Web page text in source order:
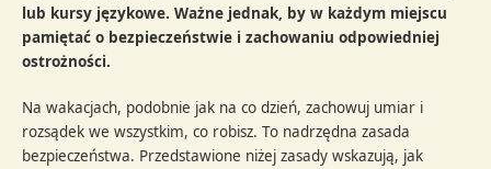
lub kursy językowe. Ważne jednak, by w każdym miejscu
pamiętać o bezpieczeństwie i zachowaniu odpowiedniej
ostrożności.
Na wakacjach, podobnie jak na co dzień, zachowuj umiar i
rozsądek we wszystkim, co robisz. To nadrzędna zasada
bezpieczeństwa. Przedstawione niżej zasady wskazują, jak